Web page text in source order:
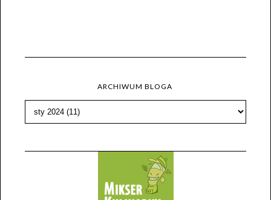
ARCHIWUM BLOGA